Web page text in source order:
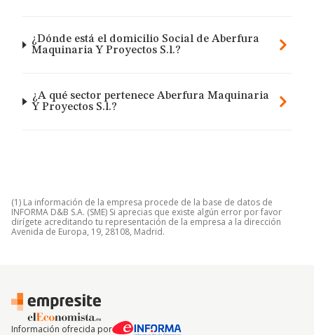
¿Dónde está el domicilio Social de Aberfura
Maquinaria Y Proyectos S.l.?
¿A qué sector pertenece Aberfura Maquinaria
Y Proyectos S.l.?
(1) La información de la empresa procede de la base de datos de
INFORMA D&B S.A. (SME) Si aprecias que existe algún error por favor
dirígete acreditando tu representación de la empresa a la dirección
Avenida de Europa, 19, 28108, Madrid.
Información ofrecida por